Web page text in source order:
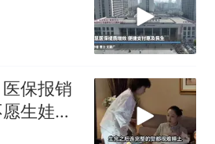
艳！字都飘起来了 博主在田
创作“悬浮字” 网友：真·裸眼
仅凭视频评出？中国烹饪
回应
保报销
生娃的